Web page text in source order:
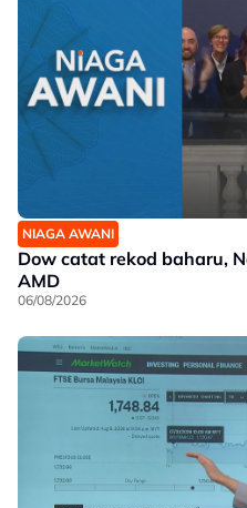
NIAGA AWANI
Dow catat rekod baharu,
AMD
06/08/2026